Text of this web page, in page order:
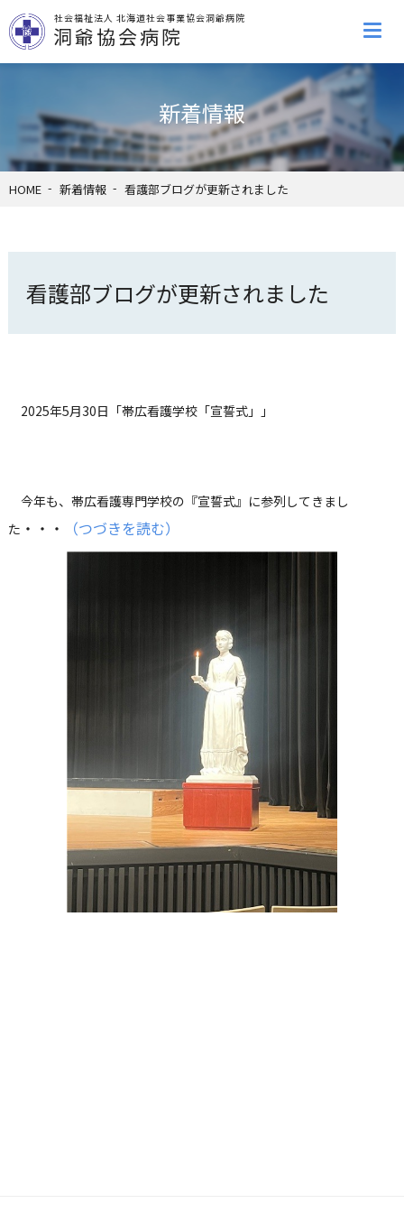
社会福祉法人 北海道社会事業協会洞爺病院
洞爺協会病院
新着情報
HOME 新着情報 看護部ブログが更新されました
看護部ブログが更新されました
2025年5月30日「帯広看護学校「宣誓式」」
今年も、帯広看護専門学校の『宣誓式』に参列してきまし
た ・ ・・ （つづきを読む）